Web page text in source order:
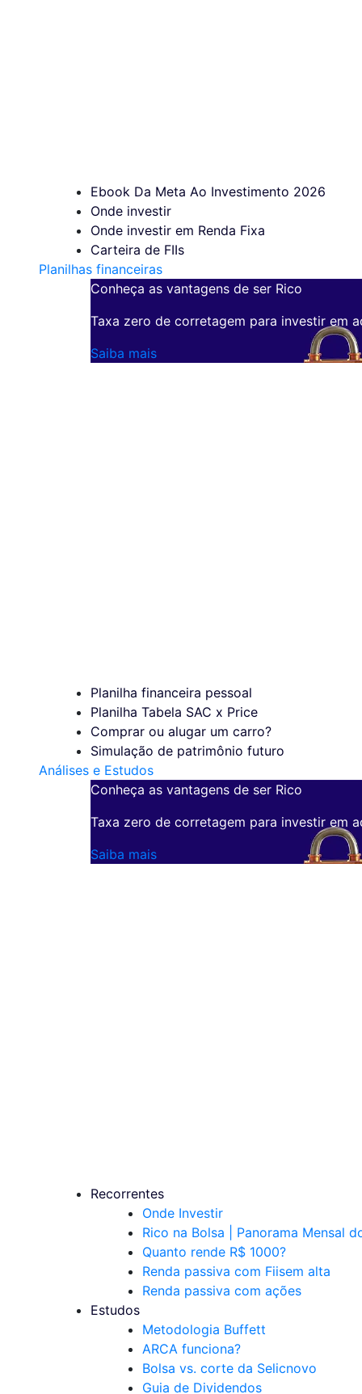
Ebook Da Meta Ao Investimento 2026
Onde investir
Onde investir em Renda Fixa
Carteira de FIIs
Planilhas financeiras
Conheça as vantagens de ser Rico
Taxa zero de corretagem para investir em
Saiba mais
Planilha financeira pessoal
Planilha Tabela SAC x Price
Comprar ou alugar um carro?
Simulação de patrimônio futuro
Análises e Estudos
Conheça as vantagens de ser Rico
Taxa zero de corretagem para investir em
Saiba mais
Recorrentes
Onde Investir
Rico na Bolsa | Panorama Mensal
Quanto rende R$ 1000?
Renda passiva com Fiisem alta
Renda passiva com ações
Estudos
Metodologia Buffett
ARCA funciona?
Bolsa vs. corte da Selicnovo
Guia de Dividendos